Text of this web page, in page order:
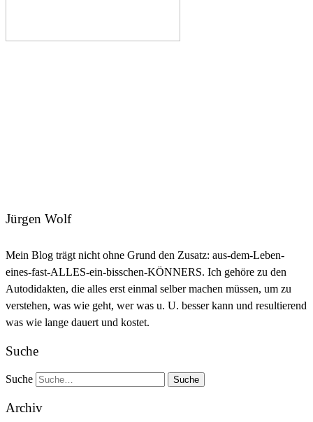
Jürgen Wolf
Mein Blog trägt nicht ohne Grund den Zusatz: aus-dem-Leben-
eines-fast-ALLES-ein-bisschen-KÖNNERS. Ich gehöre zu den
Autodidakten, die alles erst einmal selber machen müssen, um zu
verstehen, was wie geht, wer was u. U. besser kann und resultierend
was wie lange dauert und kostet.
Suche
Suche
Archiv